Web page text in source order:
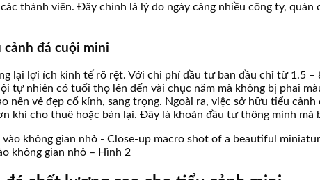
thành viên. Đây chính là lý do ngày càng nhiều công ty, quán
đá cuội mini
lại lợi ích kinh tế rõ rệt. Với chi phí đầu tư ban đầu chỉ từ 1.5
tự nhiên có tuổi thọ lên đến vài chục năm mà không bị phai
vẻ đẹp cổ kính, sang trọng. Ngoài ra, việc sở hữu tiểu
khi cho thuê hoặc bán lại. Đây là khoản đầu tư thông minh mà
không gian nhỏ – Hình 2